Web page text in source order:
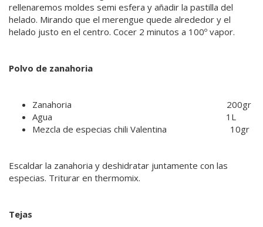
rellenaremos moldes semi esfera y añadir la pastilla del
helado. Mirando que el merengue quede alrededor y el
helado justo en el centro. Cocer 2 minutos a 100º vapor.
Polvo de zanahoria
Zanahoria 200gr
Agua 1L
Mezcla de especias chili Valentina 10gr
Escaldar la zanahoria y deshidratar juntamente con las
especias. Triturar en thermomix.
Tejas